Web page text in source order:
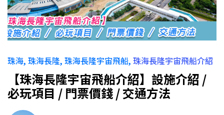
珠海 珠海長隆 珠海長隆宇宙飛船 珠海長隆宇宙飛船介紹
【珠海長隆宇宙飛船介紹】設施介紹 /
必玩項目 / 門票價錢 / 交通方法